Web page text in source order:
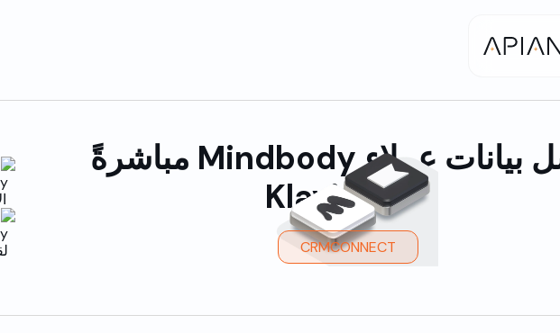
أرسل بيانات عملاء Mindbody مباشرةً
إلى Klaviyo
CRMCONNECT